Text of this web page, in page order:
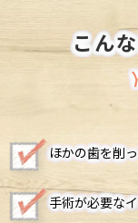
こん
ほかの歯を削
手術が必要な